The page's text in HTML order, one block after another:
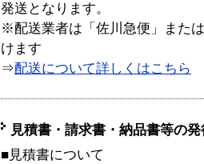
発送となります。
※配送業者は「佐川急便」また
けます
⇒配送について詳しくはこちら
見積書・請求書・納品書等の
■見積書について